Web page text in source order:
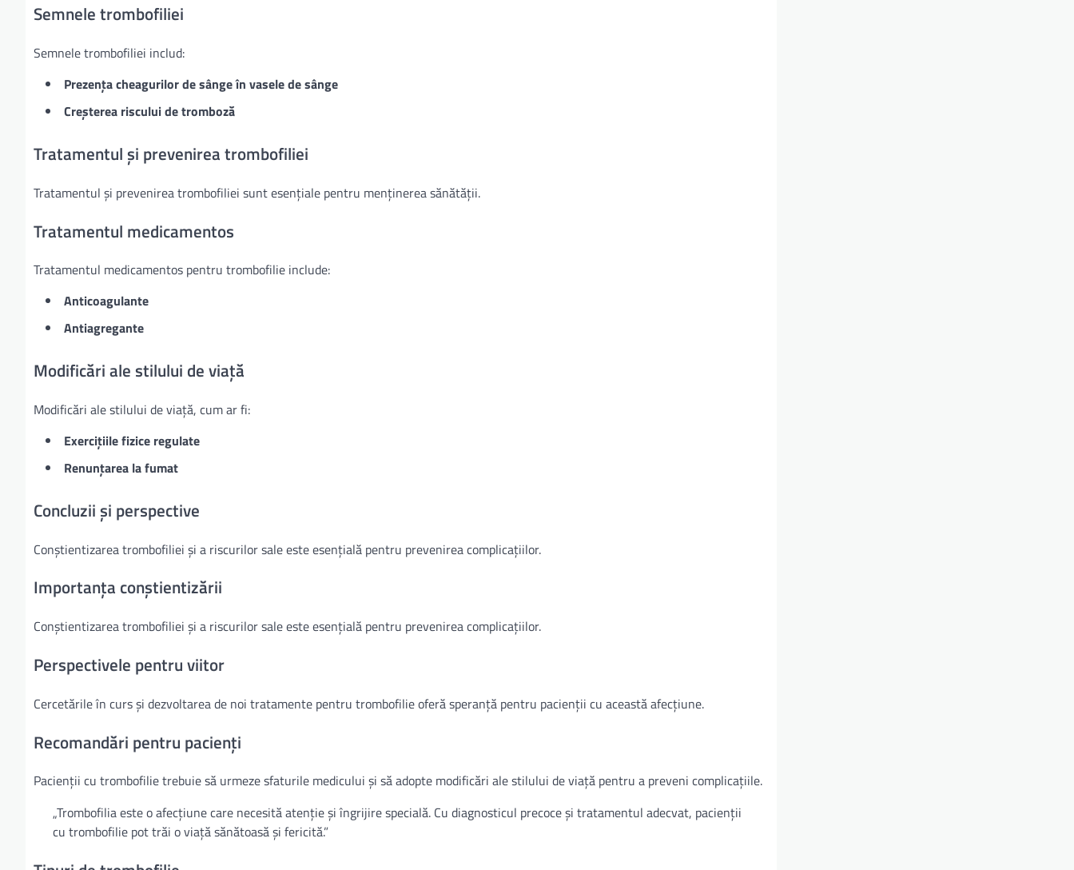
Semnele trombofiliei
Semnele trombofiliei includ:
Prezența cheagurilor de sânge în vasele de sânge
Creșterea riscului de tromboză
Tratamentul și prevenirea trombofiliei
Tratamentul și prevenirea trombofiliei sunt esențiale pentru menținerea sănătății.
Tratamentul medicamentos
Tratamentul medicamentos pentru trombofilie include:
Anticoagulante
Antiagregante
Modificări ale stilului de viață
Modificări ale stilului de viață, cum ar fi:
Exercițiile fizice regulate
Renunțarea la fumat
Concluzii și perspective
Conștientizarea trombofiliei și a riscurilor sale este esențială pentru prevenirea complicațiilor.
Importanța conștientizării
Conștientizarea trombofiliei și a riscurilor sale este esențială pentru prevenirea complicațiilor.
Perspectivele pentru viitor
Cercetările în curs și dezvoltarea de noi tratamente pentru trombofilie oferă speranță pentru pacienții cu această afecțiune.
Recomandări pentru pacienți
Pacienții cu trombofilie trebuie să urmeze sfaturile medicului și să adopte modificări ale stilului de viață pentru a preveni complicațiile.
„Trombofilia este o afecțiune care necesită atenție și îngrijire specială. Cu diagnosticul precoce și tratamentul adecvat, pacienții
cu trombofilie pot trăi o viață sănătoasă și fericită.”